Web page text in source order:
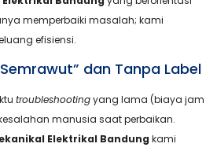
memperbaiki masalah; kami
efisiensi.
dan Tanpa Label
troubleshootingyang lama (biaya jam
manusia saat perbaikan.
Elektrikal Bandung kami